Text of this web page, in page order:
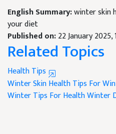
English Summary:winter skin
your diet
Published on:22 January 2025,
Related Topics
Health Tips
Winter Skin HealthTips For
Winter Tips For HealthWinter